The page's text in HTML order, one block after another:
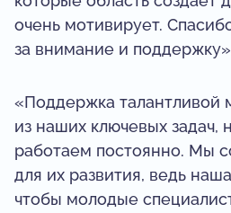
очень мотивирует.
за внимание и
«Поддержка
из наших ключевых задач,
работаем постоянно. Мы
для их развития, ведь
чтобы молодые